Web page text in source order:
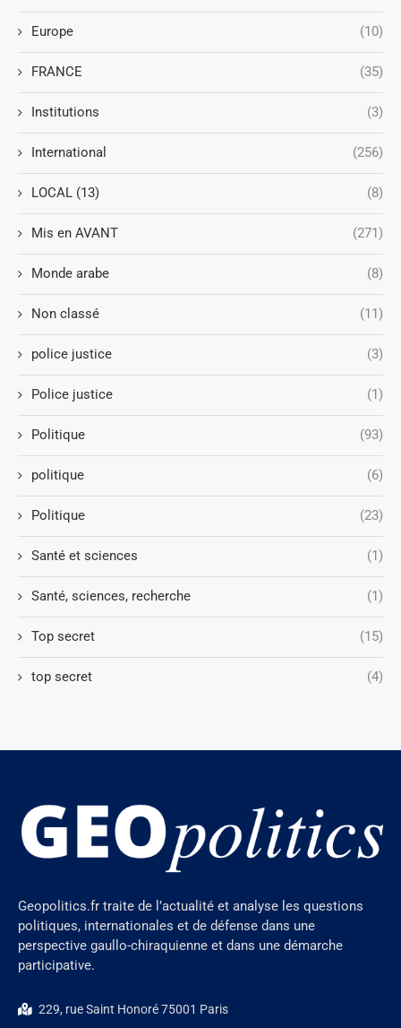
Europe (10)
FRANCE (35)
Institutions (3)
International (256)
LOCAL (13) (8)
Mis en AVANT (271)
Monde arabe (8)
Non classé (11)
police justice (3)
Police justice (1)
Politique (93)
politique (6)
Politique (23)
Santé et sciences (1)
Santé, sciences, recherche (1)
Top secret (15)
top secret (4)
Geopolitics.fr traite de l’actualité et analyse les questions
politiques, internationales et de défense dans une
perspective gaullo-chiraquienne et dans une démarche
participative.
229, rue Saint Honoré 75001 Paris